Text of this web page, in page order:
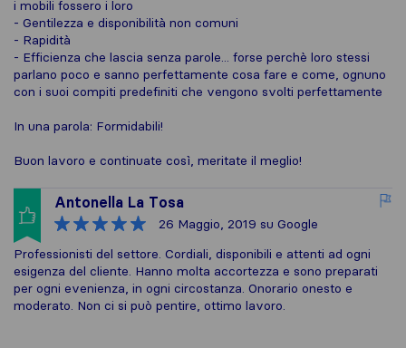
i mobili fossero i loro
- Gentilezza e disponibilità non comuni
- Rapidità
- Efficienza che lascia senza parole... forse perchè loro stessi
parlano poco e sanno perfettamente cosa fare e come, ognuno
con i suoi compiti predefiniti che vengono svolti perfettamente
In una parola: Formidabili!
Buon lavoro e continuate così, meritate il meglio!
Antonella La Tosa
26 Maggio, 2019 su Google
Professionisti del settore. Cordiali, disponibili e attenti ad ogni
esigenza del cliente. Hanno molta accortezza e sono preparati
per ogni evenienza, in ogni circostanza. Onorario onesto e
moderato. Non ci si può pentire, ottimo lavoro.